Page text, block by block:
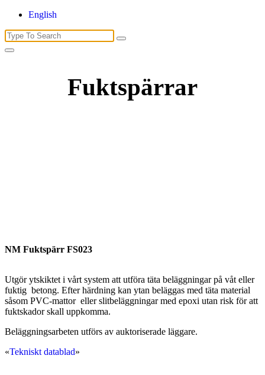
English
Search
for:
Fuktspärrar
NM Fuktspärr FS023
Utgör ytskiktet i vårt system att utföra täta beläggningar på våt eller
fuktig betong. Efter härdning kan ytan beläggas med täta material
såsom PVC-mattor eller slitbeläggningar med epoxi utan risk för att
fuktskador skall uppkomma.
Beläggningsarbeten utförs av auktoriserade läggare.
«Tekniskt datablad»